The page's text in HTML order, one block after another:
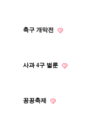
축구 개막전
사과 4구 벌룬
꽁꽁축제